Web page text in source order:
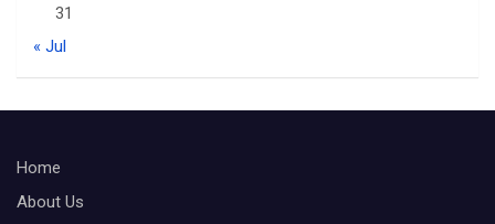
31
« Jul
Home
About Us